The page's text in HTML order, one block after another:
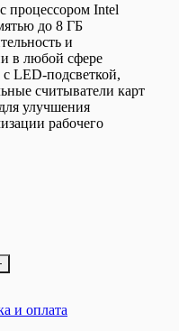
процессором Intel
до 8 ГБ
и
в любой сфере
LED-подсветкой,
считыватели карт
улучшения
рабочего
и оплата